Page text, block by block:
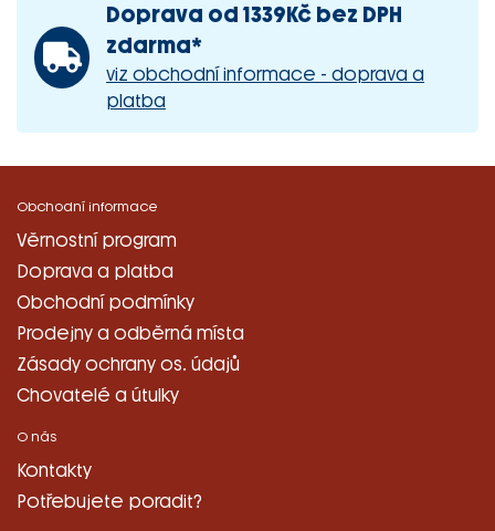
Doprava od 1339Kč bez DPH
zdarma*
viz obchodní informace - doprava a
platba
Obchodní informace
Věrnostní program
Doprava a platba
Obchodní podmínky
Prodejny a odběrná místa
Zásady ochrany os. údajů
Chovatelé a útulky
O nás
Kontakty
Potřebujete poradit?